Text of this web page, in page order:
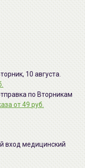
10 августа.
по Вторникам
от 49 руб.
вход медицинский